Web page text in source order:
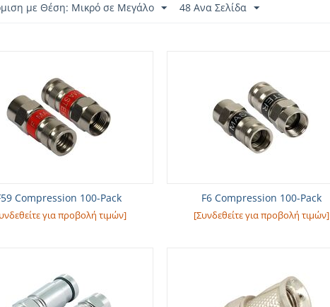
με Θέση: Μικρό σε Μεγάλο 48 Ανα Σελίδα
Compression 100-Pack
για προβολή τιμών]
F6 Compression 100-Pack
[Συνδεθείτε για προβολή τιμών]